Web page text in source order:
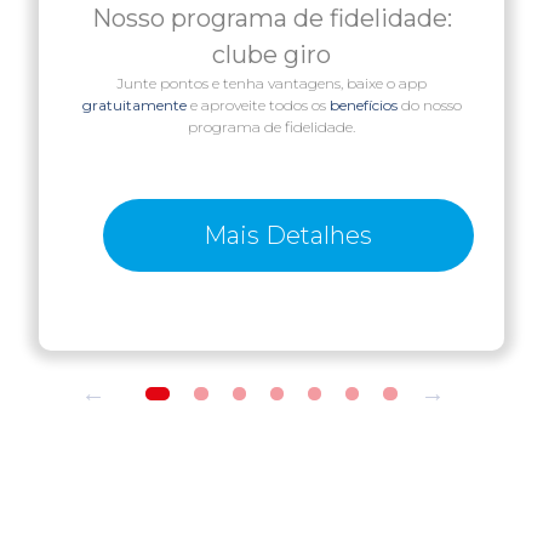
Nosso programa de fidelidade:
clube giro
Junte pontos e tenha vantagens, baixe o app
gratuitamente e aproveite todos os benefícios do nosso
programa de fidelidade.
Mais Detalhes